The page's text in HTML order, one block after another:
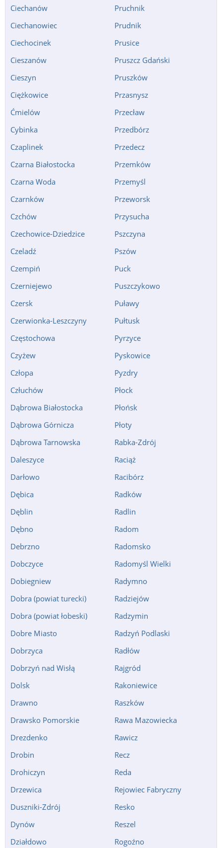
Ciechanów
Ciechanowiec
Ciechocinek
Cieszanów
Cieszyn
Ciężkowice
Ćmielów
Cybinka
Czaplinek
Czarna Białostocka
Czarna Woda
Czarnków
Czchów
Czechowice-Dziedzice
Czeladź
Czempiń
Czerniejewo
Czersk
Czerwionka-Leszczyny
Częstochowa
Czyżew
Człopa
Człuchów
Dąbrowa Białostocka
Dąbrowa Górnicza
Dąbrowa Tarnowska
Daleszyce
Darłowo
Dębica
Dęblin
Dębno
Debrzno
Dobczyce
Dobiegniew
Dobra (powiat turecki)
Dobra (powiat łobeski)
Dobre Miasto
Dobrzyca
Dobrzyń nad Wisłą
Dolsk
Drawno
Drawsko Pomorskie
Drezdenko
Drobin
Drohiczyn
Drzewica
Duszniki-Zdrój
Dynów
Działdowo
Pruchnik
Prudnik
Prusice
Pruszcz Gdański
Pruszków
Przasnysz
Przecław
Przedbórz
Przedecz
Przemków
Przemyśl
Przeworsk
Przysucha
Pszczyna
Pszów
Puck
Puszczykowo
Puławy
Pułtusk
Pyrzyce
Pyskowice
Pyzdry
Płock
Płońsk
Płoty
Rabka-Zdrój
Raciąż
Racibórz
Radków
Radlin
Radom
Radomsko
Radomyśl Wielki
Radymno
Radziejów
Radzymin
Radzyń Podlaski
Radłów
Rajgród
Rakoniewice
Raszków
Rawa Mazowiecka
Rawicz
Recz
Reda
Rejowiec Fabryczny
Resko
Reszel
Rogoźno